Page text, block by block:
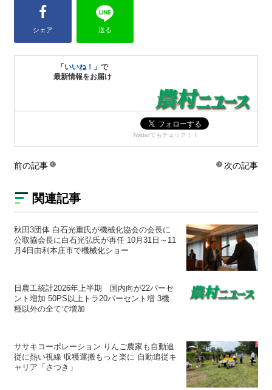
シェア 送る
「いいね！」で
最新情報をお届け
Twitterでもチェック！！
前の記事 次の記事
関連記事
秋田3団体 白石光重氏が機械化協会の会長に
公取協会長に白石光弘氏が再任 10月31日～11
月4日由利本庄市で機械化ショー
日農工統計2026年上半期 国内向が22パーセ
ント増加 50PS以上トラ20パーセント増 3機
種以外の全てで増加
ササキコーポレーション りんご農家も自動追
従に熱い視線 収穫運搬もっと楽に 自動追従キ
ャリア「さつき」